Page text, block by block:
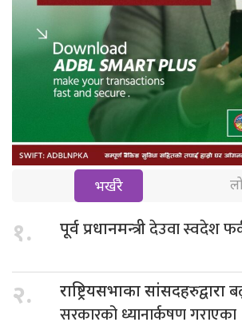
भर्खरै
१. पूर्व प्रधानमन्त्रीदेउवा स्वदेश
२. राष्ट्रियसभाका सांसदहरुद्वारा
सरकारको ध्यानार्कषण गराएका